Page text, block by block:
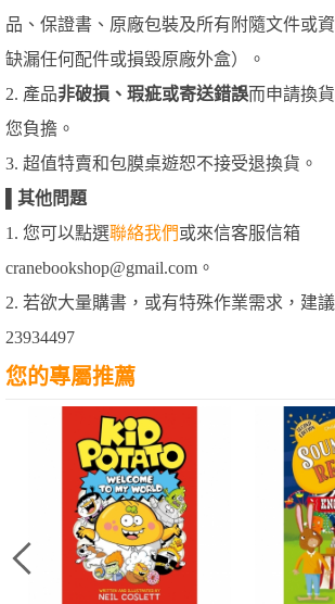
品、保證書、原廠包裝及所有附隨文件或
缺漏任何配件或損毀原廠外盒）。
2. 產品非破損、瑕疵或寄送錯誤而申請換
您負擔。
3. 超值特賣和包膜桌遊恕不接受退換貨。
其他問題
1. 您可以點選聯絡我們或來信客服信箱
cranebookshop@gmail.com。
2. 若欲大量購書，或有特殊作業需求，建
23934497
您的專屬推薦